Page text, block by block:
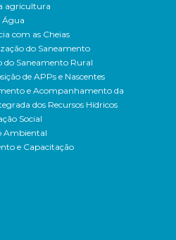
agricultura
Água
com as Cheias
do Saneamento
do Saneamento Rural
de APPs e Nascentes
e Acompanhamento da
dos Recursos Hídricos
Social
Ambiental
e Capacitação